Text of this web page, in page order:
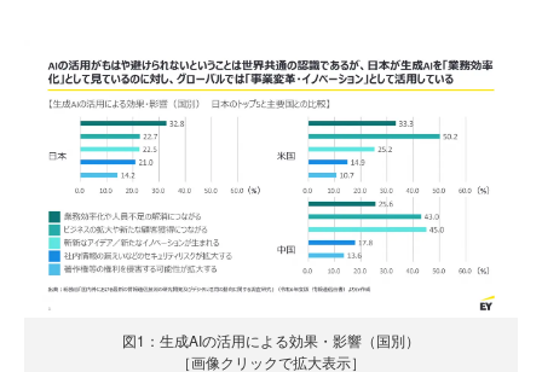
図1：生成AIの活用による効果・影響（国別）
［画像クリックで拡大表示］